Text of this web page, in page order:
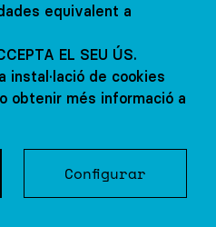
amb nosaltres
Brooklyn
equivalent a
EL SEU ÚS.
instal·lació de cookies
obtenir més informació a
Configurar